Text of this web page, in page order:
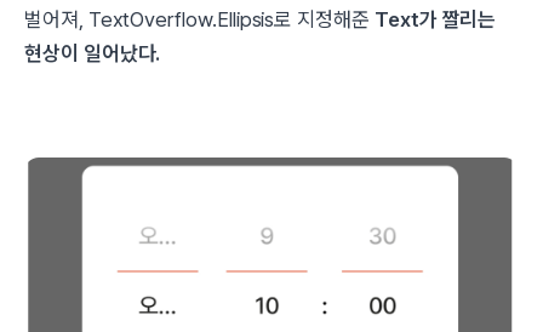
벌어져, TextOverflow.Ellipsis로 지정해준 Text가 짤리는
현상이 일어났다.